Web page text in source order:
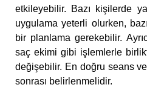
etkileyebilir. Bazı kişilerde
uygulama yeterli olurken,
bir planlama gerekebilir.
saç ekimi gibi işlemlerle
değişebilir. En doğru seans
sonrası belirlenmelidir.